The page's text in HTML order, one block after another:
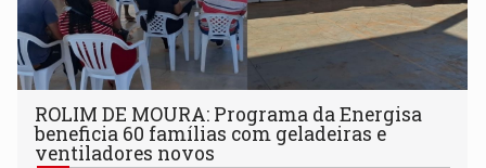
ROLIM DE MOURA: Programa da Energisa
beneficia 60 famílias com geladeiras e
ventiladores novos